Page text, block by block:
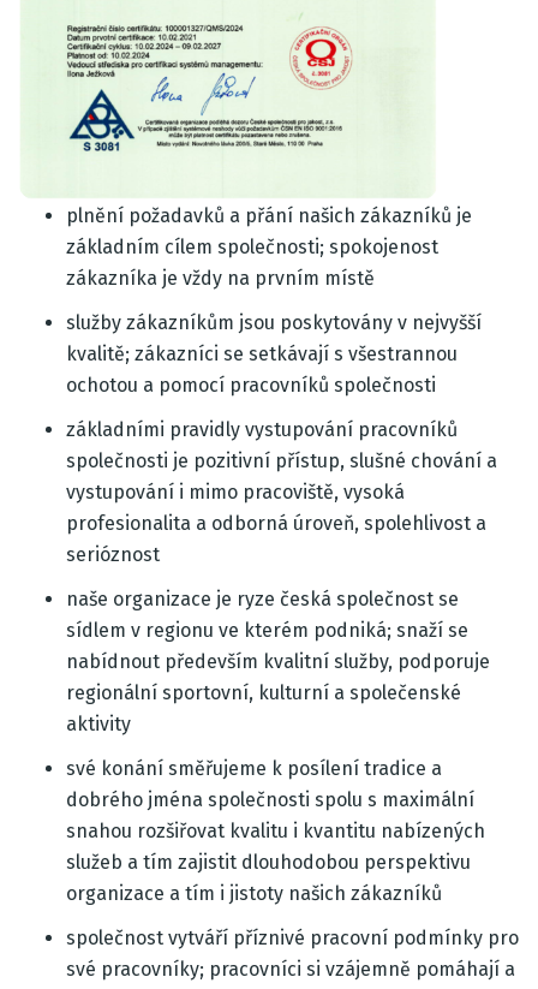
plnění požadavků a přání našich zákazníků je
základním cílem společnosti; spokojenost
zákazníka je vždy na prvním místě
služby zákazníkům jsou poskytovány v nejvyšší
kvalitě; zákazníci se setkávají s všestrannou
ochotou a pomocí pracovníků společnosti
základními pravidly vystupování pracovníků
společnosti je pozitivní přístup, slušné chování a
vystupování i mimo pracoviště, vysoká
profesionalita a odborná úroveň, spolehlivost a
serióznost
naše organizace je ryze česká společnost se
sídlem v regionu ve kterém podniká; snaží se
nabídnout především kvalitní služby, podporuje
regionální sportovní, kulturní a společenské
aktivity
své konání směřujeme k posílení tradice a
dobrého jména společnosti spolu s maximální
snahou rozšiřovat kvalitu i kvantitu nabízených
služeb a tím zajistit dlouhodobou perspektivu
organizace a tím i jistoty našich zákazníků
společnost vytváří příznivé pracovní podmínky pro
své pracovníky; pracovníci si vzájemně pomáhají a